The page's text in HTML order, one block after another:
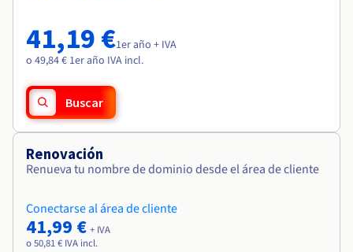
41,19 €1er año + IVA
o 49,84 € 1er año IVA incl.
Buscar
Renovación
Renueva tu nombre de dominio desde el área de cliente
Conectarse al área de cliente
41,99 € + IVA
o 50,81 € IVA incl.